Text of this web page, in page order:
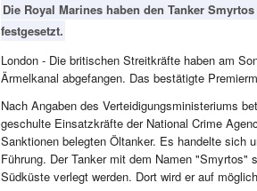
Die Royal Marines haben den Tanker
festgesetzt.
London - Die britischen Streitkräfte haben am
Ärmelkanal abgefangen. Das bestätigte
Nach Angaben des Verteidigungsministeriums
geschulte Einsatzkräfte der National Crime
Sanktionen belegten Öltanker. Es handelte sich
Führung. Der Tanker mit dem Namen
Südküste verlegt werden. Dort wird er auf